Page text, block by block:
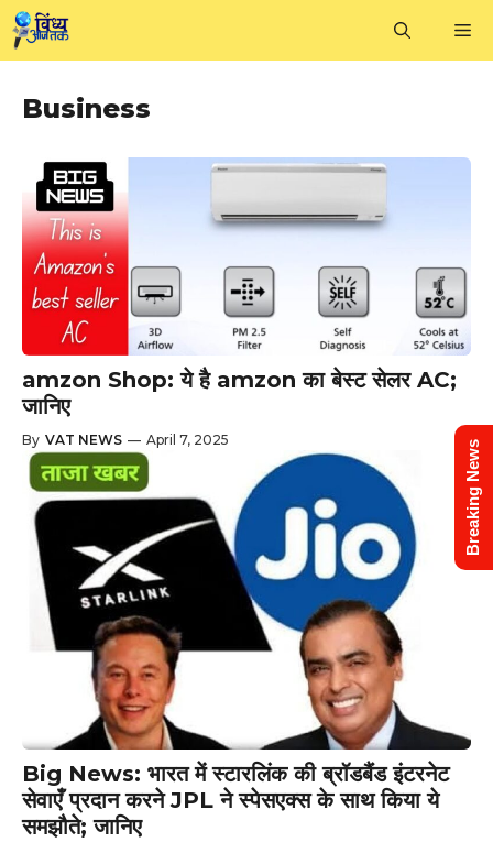
Skip
to
Business
amzon Shop: ये है amzon का बेस्ट सेलर AC;
जानिए
By VAT NEWS — April 7, 2025
Big News: भारत में स्टारलिंक की ब्रॉडबैंड इंटरनेट
सेवाएँ प्रदान करने JPL ने स्पेसएक्स के साथ किया ये
समझौते; जानिए
Breaking News